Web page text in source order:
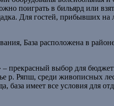
поиграть в бильярд или
Для гостей, прибывших на
База расположена в
– прекрасный выбор для
р. Ряпш, среди живописных
база имеет все условия для